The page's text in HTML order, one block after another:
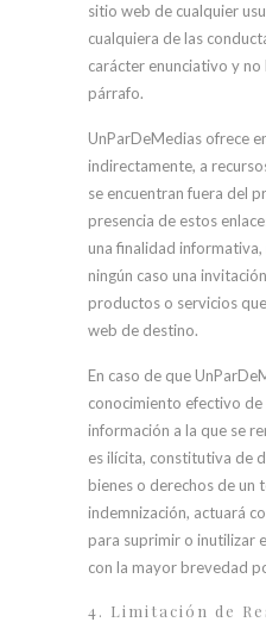
sitio web de cualquier
cualquiera de las
carácter enunciativo y
párrafo.
UnParDeMedias ofrece
indirectamente, a
se encuentran fuera del
presencia de estos
una finalidad
ningún caso una
productos o servicios
web de destino.
En caso de que
conocimiento efectivo
información a la que se
es ilícita, constitutiva de
bienes o derechos de un
indemnización, actuará
para suprimir o inutilizar
con la mayor brevedad
4. Limitación de